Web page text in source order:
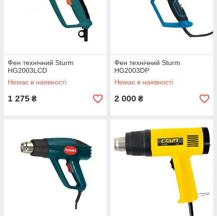
Фен технічний Sturm
HG2003LCD
Немає в наявності
1 275 ₴
Фен технічний Sturm
HG2003DP
Немає в наявності
2 000 ₴